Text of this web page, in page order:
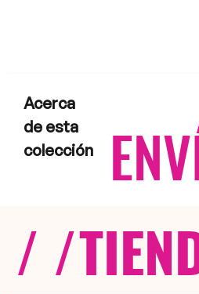
Acerca
de esta
colección
/ /